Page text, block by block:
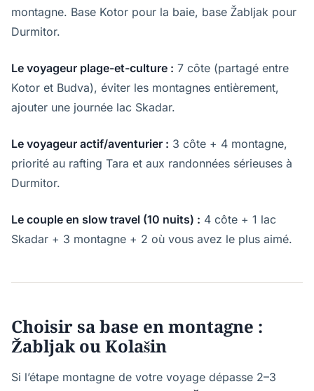
montagne. Base Kotor pour la baie, base Žabljak pour
Durmitor.
Le voyageur plage-et-culture : 7 côte (partagé entre
Kotor et Budva), éviter les montagnes entièrement,
ajouter une journée lac Skadar.
Le voyageur actif/aventurier : 3 côte + 4 montagne,
priorité au rafting Tara et aux randonnées sérieuses à
Durmitor.
Le couple en slow travel (10 nuits) : 4 côte + 1 lac
Skadar + 3 montagne + 2 où vous avez le plus aimé.
Choisir sa base en montagne :
Žabljak ou Kolašin
Si l’étape montagne de votre voyage dépasse 2–3